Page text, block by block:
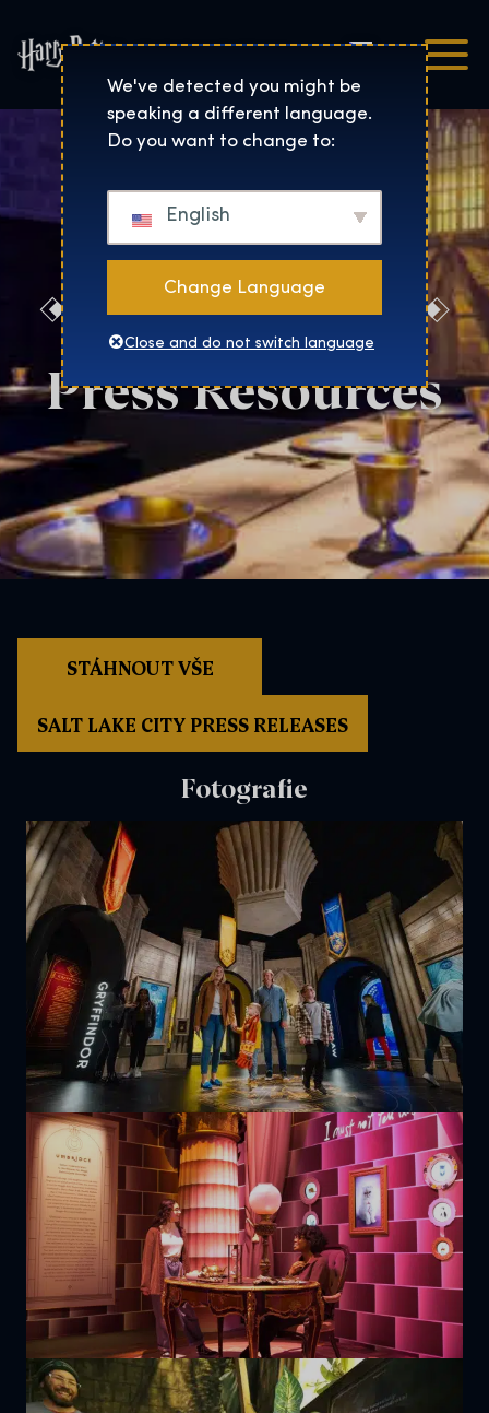
Harry Potter™: The
Čeština
Salt Lake City
Press Resources
STÁHNOUT VŠE
SALT LAKE CITY PRESS RELEASES
Fotografie
We've detected you might be
speaking a different language.
Do you want to change to:
English
Change Language
Close and do not switch language